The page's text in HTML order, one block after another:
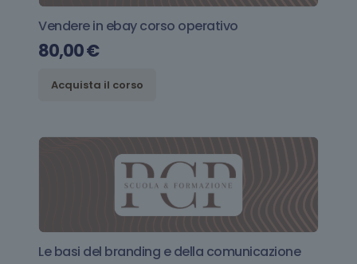
Vendere in ebay corso operativo
80,00€
Acquista il corso
Le basi del branding e della comunicazione